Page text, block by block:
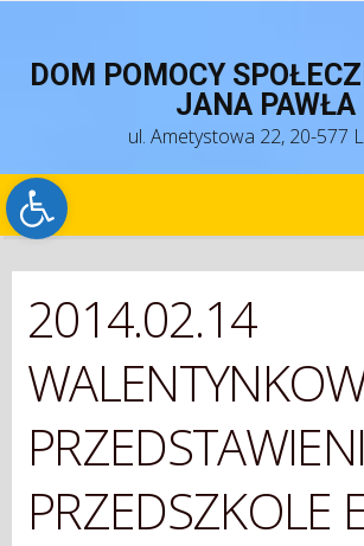
Open toolbar
DOM POMOCY
JANA PAWŁA II
ul. Ametystowa 22, 20-577
2014.02.14
PRZEDSZKOLE